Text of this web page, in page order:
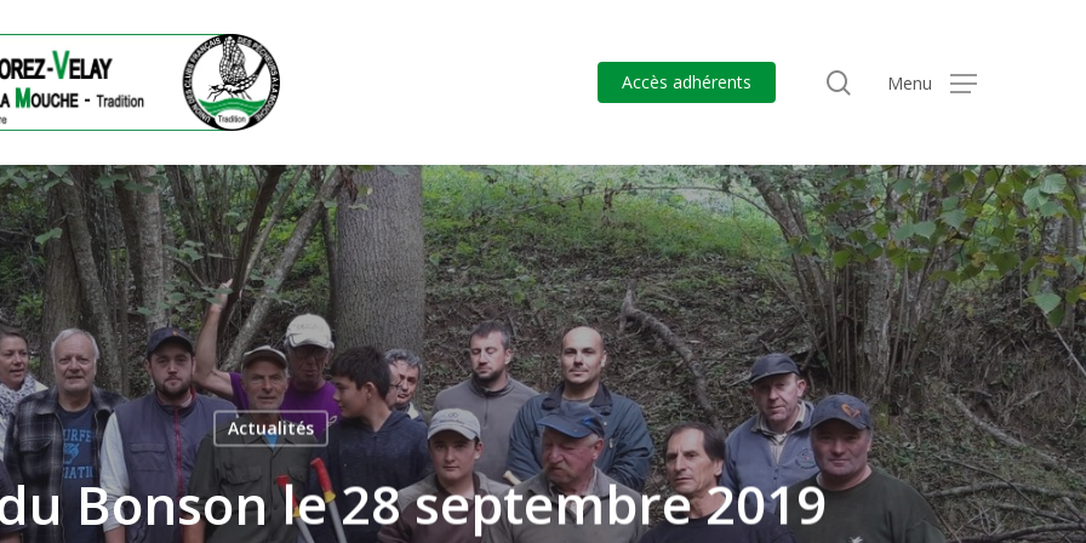
Accès adhérents search
Menu
Actualités
Bonson le 28 septembre 2019